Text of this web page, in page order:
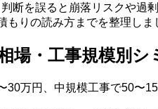
断を誤ると崩落リスクや過
りの読み方までを整理しま
場・工事規模別シ
30万円、中規模工事で50〜